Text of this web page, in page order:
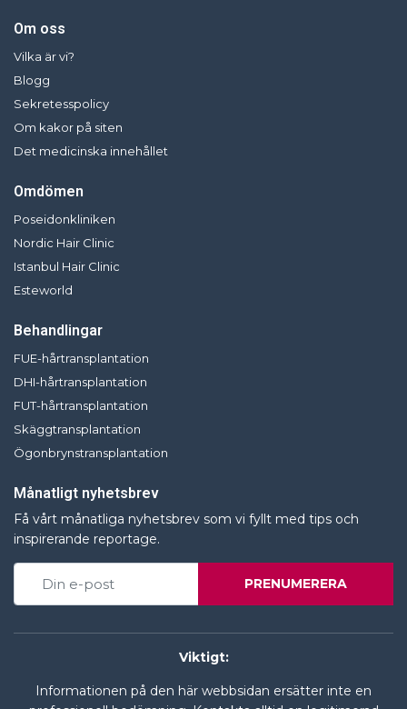
Om oss
Vilka är vi?
Blogg
Sekretesspolicy
Om kakor på siten
Det medicinska innehållet
Omdömen
Poseidonkliniken
Nordic Hair Clinic
Istanbul Hair Clinic
Esteworld
Behandlingar
FUE-hårtransplantation
DHI-hårtransplantation
FUT-hårtransplantation
Skäggtransplantation
Ögonbrynstransplantation
Månatligt nyhetsbrev
Få vårt månatliga nyhetsbrev som vi fyllt med tips och
inspirerande reportage.
PRENUMERERA
Viktigt:
Informationen på den här webbsidan ersätter inte en